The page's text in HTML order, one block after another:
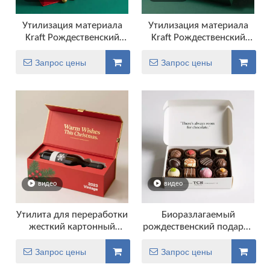
Утилизация материала
Kraft Рождественский
подарок свадебный
винный духи с
бутылками упаковочные
Запрос цены
Утилизация материала
Kraft Рождественский
подарок винный духи с
бутылками упаковки
Запрос цены
видео
Утилита для переработки
жесткий картонный
рождественский подарок
красный винный
Запрос цены
видео
Биоразлагаемый
рождественский подарок
Запрос цены